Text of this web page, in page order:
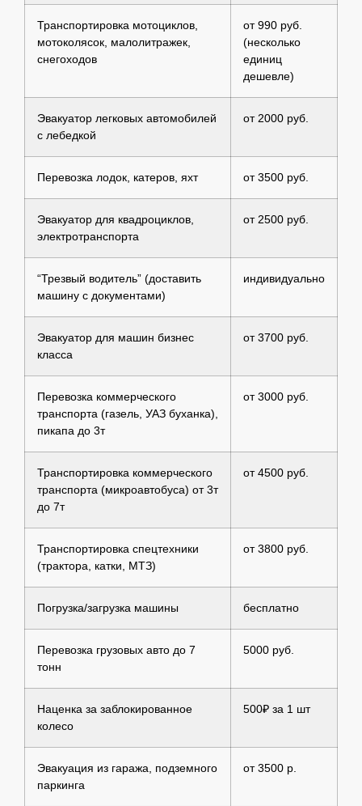
Транспортировка мотоциклов,
мотоколясок, малолитражек,
снегоходов
от 990 руб.
(несколько
единиц
дешевле)
Эвакуатор легковых автомобилей
с лебедкой
от 2000 руб.
Перевозка лодок, катеров, яхт от 3500 руб.
Эвакуатор для квадроциклов,
электротранспорта
от 2500 руб.
“Трезвый водитель” (доставить
машину с документами)
индивидуально
Эвакуатор для машин бизнес
класса
от 3700 руб.
Перевозка коммерческого
транспорта (газель, УАЗ буханка),
пикапа до 3т
от 3000 руб.
Транспортировка коммерческого
транспорта (микроавтобуса) от 3т
до 7т
от 4500 руб.
Транспортировка спецтехники
(трактора, катки, МТЗ)
от 3800 руб.
Погрузка/загрузка машины бесплатно
Перевозка грузовых авто до 7
тонн
5000 руб.
Наценка за заблокированное
колесо
500₽ за 1 шт
Эвакуация из гаража, подземного
паркинга
от 3500 р.